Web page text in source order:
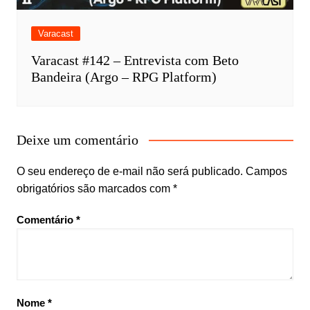
Varacast
Varacast #142 – Entrevista com Beto
Bandeira (Argo – RPG Platform)
Deixe um comentário
O seu endereço de e-mail não será publicado. Campos
obrigatórios são marcados com *
Comentário *
Nome *